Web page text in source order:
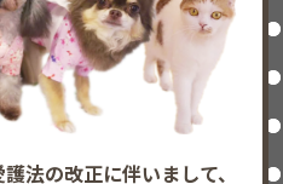
法の改正に伴いまして、